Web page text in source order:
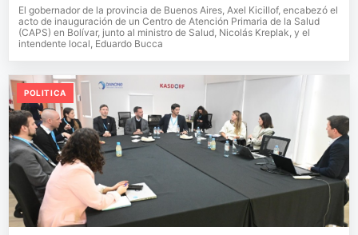
El gobernador de la provincia de Buenos Aires, Axel Kicillof, encabezó el
acto de inauguración de un Centro de Atención Primaria de la Salud
(CAPS) en Bolívar, junto al ministro de Salud, Nicolás Kreplak, y el
intendente local, Eduardo Bucca
POLITICA